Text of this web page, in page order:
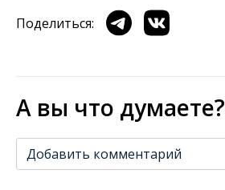
Поделиться:
А вы что думаете?
Добавить комментарий